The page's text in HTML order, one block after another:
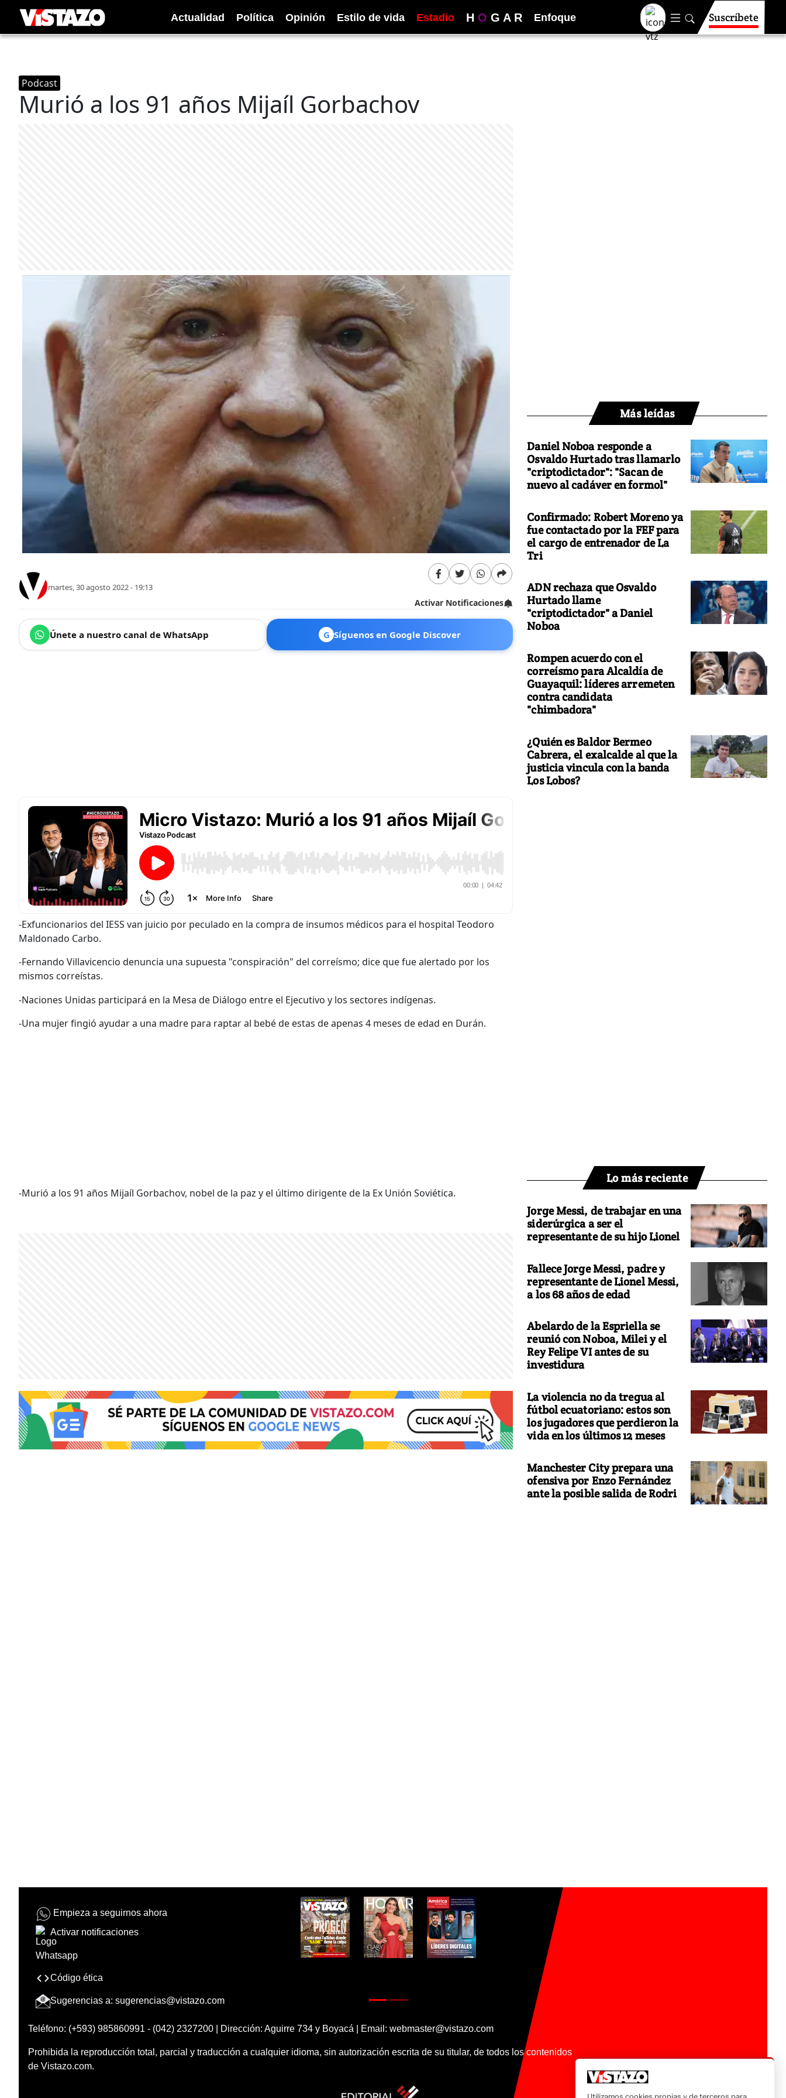
Actualidad Política Opinión Estilo de vida Estadio H O G A R Enfoque Suscríbete
Podcast
Murió a los 91 años Mijaíl Gorbachov
martes, 30 agosto 2022 - 19:13
Activar Notificaciones
Únete a nuestro canal de WhatsApp G Síguenos en Google Discover
-Exfuncionarios del IESS van juicio por peculado en la compra de insumos médicos para el hospital Teodoro
Maldonado Carbo.
-Fernando Villavicencio denuncia una supuesta "conspiración" del correísmo; dice que fue alertado por los
mismos correístas.
-Naciones Unidas participará en la Mesa de Diálogo entre el Ejecutivo y los sectores indígenas.
-Una mujer fingió ayudar a una madre para raptar al bebé de estas de apenas 4 meses de edad en Durán.
-Murió a los 91 años Mijaíl Gorbachov, nobel de la paz y el último dirigente de la Ex Unión Soviética.
Más leídas
Daniel Noboa responde a
Osvaldo Hurtado tras llamarlo
"criptodictador": "Sacan de
nuevo al cadáver en formol"
Confirmado: Robert Moreno ya
fue contactado por la FEF para
el cargo de entrenador de La
Tri
ADN rechaza que Osvaldo
Hurtado llame
"criptodictador" a Daniel
Noboa
Rompen acuerdo con el
correísmo para Alcaldía de
Guayaquil: líderes arremeten
contra candidata
"chimbadora"
¿Quién es Baldor Bermeo
Cabrera, el exalcalde al que la
justicia vincula con la banda
Los Lobos?
Lo más reciente
Jorge Messi, de trabajar en una
siderúrgica a ser el
representante de su hijo Lionel
Fallece Jorge Messi, padre y
representante de Lionel Messi,
a los 68 años de edad
Abelardo de la Espriella se
reunió con Noboa, Milei y el
Rey Felipe VI antes de su
investidura
La violencia no da tregua al
fútbol ecuatoriano: estos son
los jugadores que perdieron la
vida en los últimos 12 meses
Manchester City prepara una
ofensiva por Enzo Fernández
ante la posible salida de Rodri
Empieza a seguirnos ahora
Activar notificaciones
Código ética
Sugerencias a: sugerencias@vistazo.com
Teléfono: (+593) 985860991 - (042) 2327200 | Dirección: Aguirre 734 y Boyacá | Email: webmaster@vistazo.com
Prohibida la reproducción total, parcial y traducción a cualquier idioma, sin autorización escrita de su titular, de todos los contenidos
de Vistazo.com.